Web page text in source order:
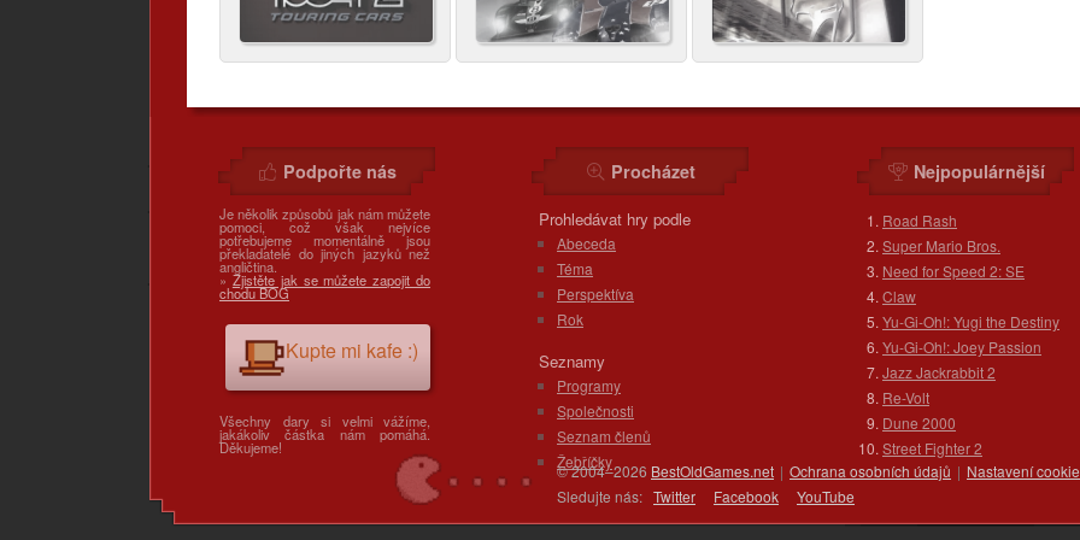
Podpořte nás
Je několik způsobů jak nám můžete
pomoci, což však nejvíce
potřebujeme momentálně jsou
překladatelé do jiných jazyků než
angličtina.
» Zjistěte jak se můžete zapojit do
chodu BOG
Kupte mi kafe :)
Všechny dary si velmi vážíme,
jakákoliv částka nám pomáhá.
Děkujeme!
Procházet
Prohledávat hry podle
Abeceda
Téma
Perspektíva
Rok
Seznamy
Programy
Společnosti
Seznam členů
Žebříčky
Nejpopulárnější
Road Rash
Super Mario Bros.
Need for Speed 2: SE
Claw
Yu-Gi-Oh!: Yugi the Destiny
Yu-Gi-Oh!: Joey Passion
Jazz Jackrabbit 2
Re-Volt
Dune 2000
Street Fighter 2
© 2004–2026 BestOldGames.net | Ochrana osobních údajů | Nastavení
Sledujte nás: Twitter Facebook YouTube